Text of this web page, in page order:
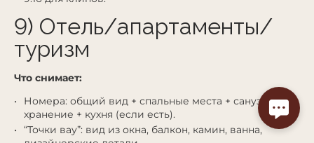
9) Отель/апартаменты/
туризм
Что снимает:
Номера: общий вид + спальные места + санузел +
хранение + кухня (если есть).
“Точки вау”: вид из окна, балкон, камин, ванна,